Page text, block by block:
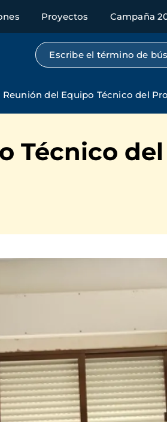
Proyectos Campaña
Búsqueda por texto
Reunión del Equipo Técnico del
Técnico